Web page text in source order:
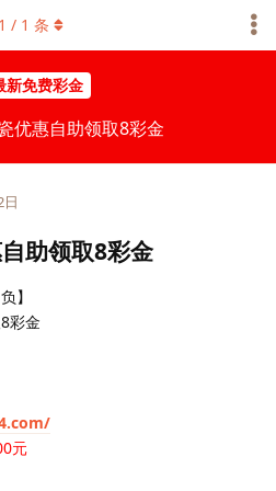
新免费彩金
优惠自助领取8彩金
1 / 1 条
助领取8彩金
】
彩金
元